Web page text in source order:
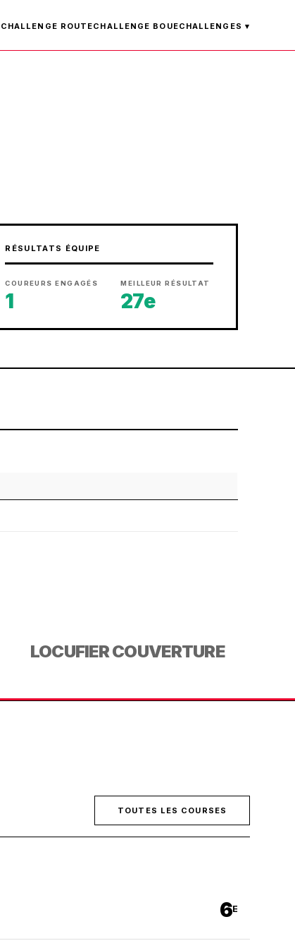
CHALLENGE ROUTECHALLENGE BOUECHALLENGES ▾
RÉSULTATS ÉQUIPE
COUREURS ENGAGÉS
1
MEILLEUR RÉSULTAT
27e
LOCUFIER COUVERTURE
TOUTES LES COURSES
6E